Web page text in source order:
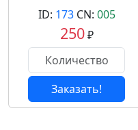
ID: 173CN: 005
250₽
Заказать!